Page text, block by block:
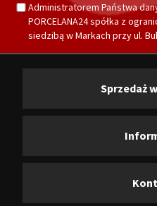
Administratorem Państwa
PORCELANA24 spółka z
siedzibą w Markach przy ul.
Sprzedaż